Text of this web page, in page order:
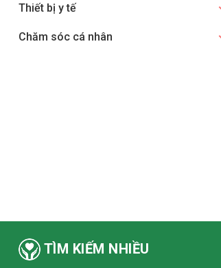
Thiết bị y tế
Chăm sóc cá nhân
TÌM KIẾM NHIỀU